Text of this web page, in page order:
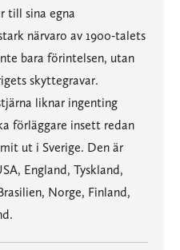
till sina egna
närvaro av 1900-talets
bara förintelsen, utan
skyttegravar.
liknar ingenting
förläggare insett redan
ut i Sverige. Den är
England, Tyskland,
Norge, Finland,